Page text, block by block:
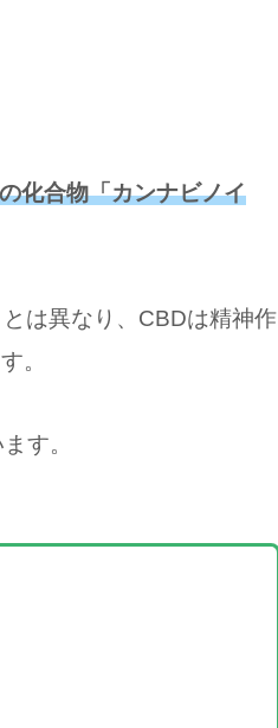
化合物「カンナビノイ
は異なり、CBDは精神作
。
す。